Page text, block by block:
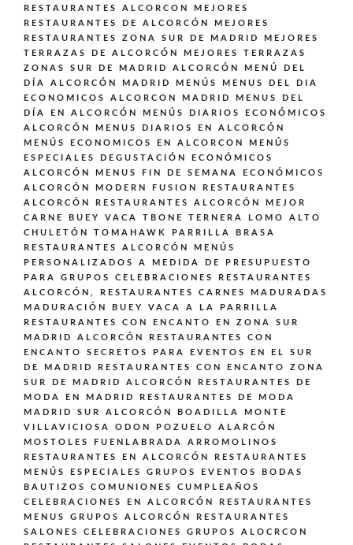
RESTAURANTES ALCORCON
MEJORES
RESTAURANTES DE ALCORCÓN
MEJORES
RESTAURANTES ZONA SUR DE MADRID
MEJORES
TERRAZAS DE ALCORCÓN
MEJORES TERRAZAS
ZONAS SUR DE MADRID ALCORCÓN
MENÚ DEL
DÍA ALCORCÓN MADRID
MENÚS
MENUS DEL DIA
ECONOMICOS ALCORCON MADRID
MENUS DEL
DÍA EN ALCORCÓN
MENÚS DIARIOS ECONÓMICOS
ALCORCÓN
MENUS DIARIOS EN ALCORCÓN
MENÚS ECONOMICOS EN ALCORCON
MENÚS
ESPECIALES DEGUSTACIÓN ECONÓMICOS
ALCORCÓN
MENUS FIN DE SEMANA ECONÓMICOS
ALCORCÓN
MODERN FUSION
RESTAURANTES
ALCORCÓN
RESTAURANTES ALCORCÓN MEJOR
CARNE BUEY VACA TBONE TERNERA LOMO ALTO
CHULETÓN TOMAHAWK PARRILLA BRASA
RESTAURANTES ALCORCÓN MENÚS
PERSONALIZADOS A MEDIDA DE PRESUPUESTO
PARA GRUPOS CELEBRACIONES
RESTAURANTES
ALCORCÓN,
RESTAURANTES CARNES MADURADAS
MADURACIÓN BUEY VACA A LA PARRILLA
RESTAURANTES CON ENCANTO EN ZONA SUR
MADRID ALCORCÓN
RESTAURANTES CON
ENCANTO SECRETOS PARA EVENTOS EN EL SUR
DE MADRID
RESTAURANTES CON ENCANTO ZONA
SUR DE MADRID ALCORCÓN
RESTAURANTES DE
MODA EN MADRID
RESTAURANTES DE MODA
MADRID SUR ALCORCÓN BOADILLA MONTE
VILLAVICIOSA ODON POZUELO ALARCÓN
MOSTOLES FUENLABRADA ARROMOLINOS
RESTAURANTES EN ALCORCÓN
RESTAURANTES
MENÚS ESPECIALES GRUPOS EVENTOS BODAS
BAUTIZOS COMUNIONES CUMPLEAÑOS
CELEBRACIONES EN ALCORCÓN
RESTAURANTES
MENUS GRUPOS ALCORCÓN
RESTAURANTES
SALONES CELEBRACIONES GRUPOS ALOCRCON